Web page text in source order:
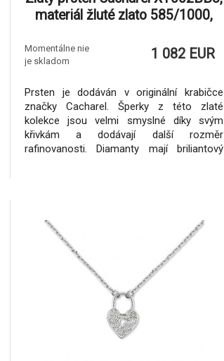
materiál žluté zlato 585/1000,
Momentálne nie
je skladom
1 082 EUR
Prsten je dodáván v originální krabičce
značky Cacharel. Šperky z této zlaté
kolekce jsou velmi smyslné díky svým
křivkám a dodávají další rozměr
rafinovanosti. Diamanty mají briliantový